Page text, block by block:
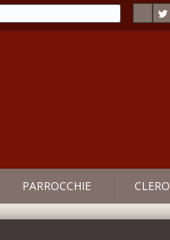
PARROCCHIE CLERO